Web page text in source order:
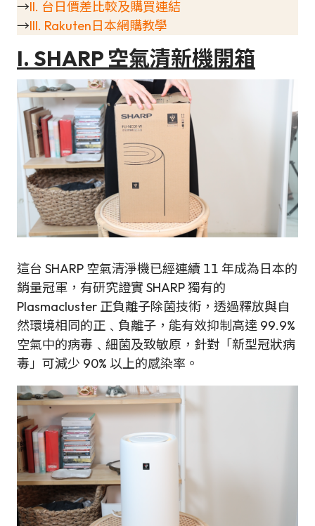
→II. 台日價差比較及購買連結
→III. Rakuten日本網購教學
I. SHARP 空氣清新機開箱
這台 SHARP 空氣清淨機已經連續 11 年成為日本的
銷量冠軍，有研究證實 SHARP 獨有的
Plasmacluster 正負離子除菌技術，透過釋放與自
然環境相同的正﹑負離子，能有效抑制高達 99.9%
空氣中的病毒﹑細菌及致敏原，針對「新型冠狀病
毒」可減少 90% 以上的感染率。